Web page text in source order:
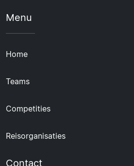
Menu
Home
Teams
Competities
Reisorganisaties
Contact